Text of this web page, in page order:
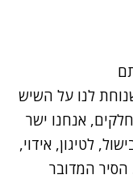
לנו על השיש
אנחנו ישר
לטיגון, אידוי,
הסיר המדובר